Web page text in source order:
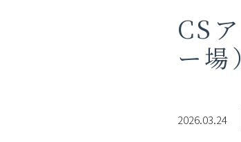
CS
ー場
2026.03.24